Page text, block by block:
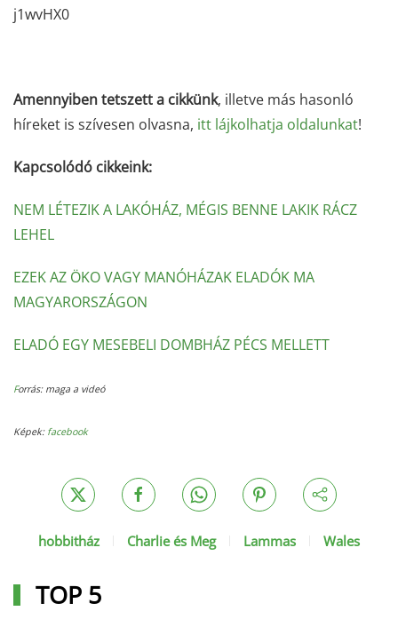
j1wvHX0
Amennyiben tetszett a cikkünk, illetve más hasonló
híreket is szívesen olvasna, itt lájkolhatja oldalunkat!
Kapcsolódó cikkeink:
NEM LÉTEZIK A LAKÓHÁZ, MÉGIS BENNE LAKIK RÁCZ
LEHEL
EZEK AZ ÖKO VAGY MANÓHÁZAK ELADÓK MA
MAGYARORSZÁGON
ELADÓ EGY MESEBELI DOMBHÁZ PÉCS MELLETT
Forrás: maga a videó
Képek: facebook
hobbitház Charlie és Meg Lammas Wales
TOP 5